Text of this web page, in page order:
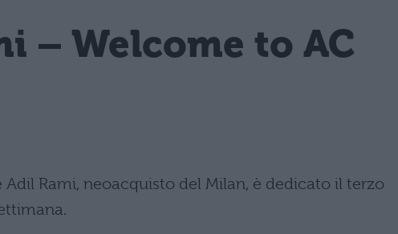
– Welcome to AC
Rami, neoacquisto del Milan, è dedicato il terzo